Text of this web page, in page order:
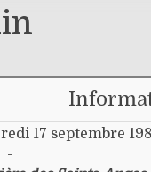
17 septembre
-